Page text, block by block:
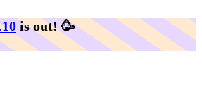
is out! 🥳️